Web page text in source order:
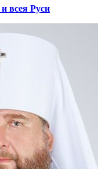
и всея Руси